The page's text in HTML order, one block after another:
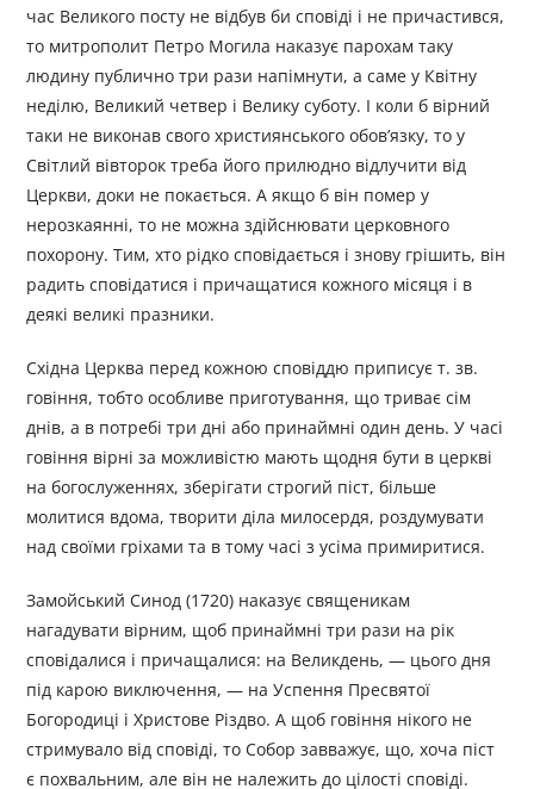
час Великого посту не відбув би сповіді і не причастився,
то митро­полит Петро Могила наказує парохам таку
людину публично три рази напімнути, а саме у Квітну
неділю, Великий четвер і Велику суботу. І коли б вірний
таки не виконав свого християнського обов’язку, то у
Світлий вівторок треба його прилюдно відлучити від
Церкви, доки не покається. А якщо б він помер у
нерозкаянні, то не можна здійснювати церковного
похорону. Тим, хто рідко сповідається і знову грішить, він
радить сповідатися і причащатися кожного місяця і в
деякі великі празники.
Східна Церква перед кожною сповіддю приписує т. зв.
говіння, тобто особливе приготування, що триває сім
днів, а в потребі три дні або принаймні один день. У часі
говіння вірні за можливістю мають щодня бути в церкві
на богослуженнях, зберігати строгий піст, більше
молитися вдома, творити діла милосердя, роздумувати
над своїми гріхами та в тому часі з усіма примиритися.
Замойський Синод (1720) наказує священикам
нагадувати вір­ним, щоб принаймні три рази на рік
сповідалися і причащалися: на Великдень, — цього дня
під карою виключення, — на Успення Пресвятої
Богородиці і Христове Різдво. А щоб говіння нікого не
стримувало від сповіді, то Собор завважує, що, хоча піст
є похваль­ним, але він не належить до цілості сповіді.